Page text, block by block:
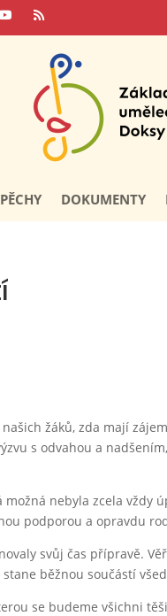
DOKUMENTY
žáků, zda mají
s odvahou a
nebyla zcela vždy
podporou a opravdu
svůj čas přípravě.
běžnou součástí
se budeme všichni